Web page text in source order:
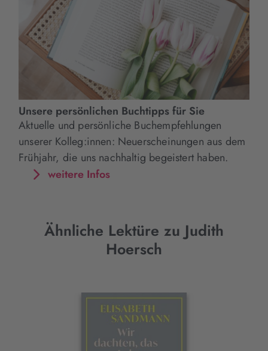
Unsere persönlichen Buchtipps für Sie
Aktuelle und persönliche Buchempfehlungen
unserer Kolleg:innen: Neuerscheinungen aus dem
Frühjahr, die uns nachhaltig begeistert haben.
weitere Infos
Ähnliche Lektüre zu Judith
Hoersch